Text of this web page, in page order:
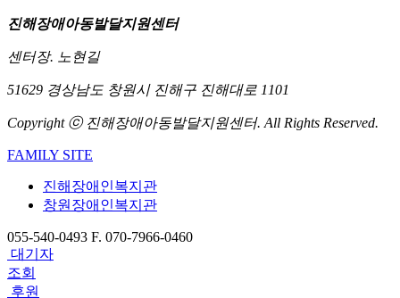
진해장애아동발달지원센터
센터장. 노현길
51629 경상남도 창원시 진해구 진해대로 1101
Copyright ⓒ 진해장애아동발달지원센터. All Rights Reserved.
FAMILY SITE
진해장애인복지관
창원장애인복지관
055-540-0493 F. 070-7966-0460
대기자
조회
후원